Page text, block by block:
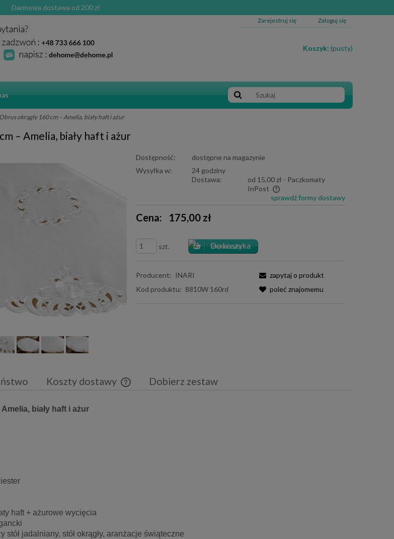
Darmowa dostawa od 200 zł
Zarejestruj się Zaloguj się
Koszyk: (pusty)
Obrus okrągły 160 cm – Amelia, biały haft i ażur
– Amelia, biały haft i ażur
Dostępność:
dostępne na magazynie
Wysyłka w:
24 godziny
Dostawa:
od 15,00 zł - Paczkomaty
InPost
płatności
sprawdź formy dostawy
Cena: 175,00 zł
szt.
Producent: INARI
Kod produktu: 8810W 160rd
zapytaj o produkt
poleć znajomemu
Koszty dostawy Dobierz zestaw
biały haft i ażur
haft + ażurowe wycięcia
stół jadalniany, stół okrągły, aranżacje świąteczne